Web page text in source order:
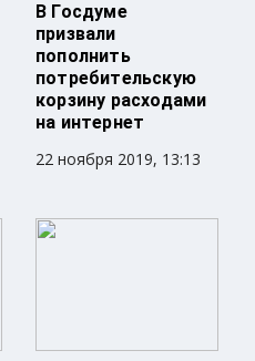
В Госдуме
призвали
пополнить
потребительскую
корзину расходами
на интернет
22 ноября 2019, 13:13